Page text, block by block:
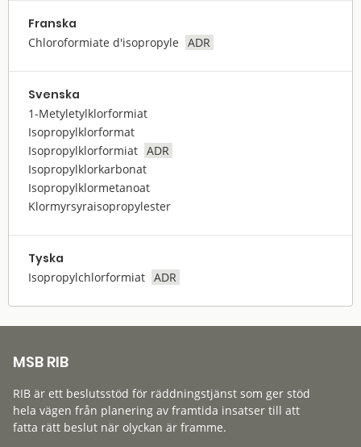
Franska
Chloroformiate d'isopropyle ADR
Svenska
1-Metyletylklorformiat
Isopropylklorformat
Isopropylklorformiat ADR
Isopropylklorkarbonat
Isopropylklormetanoat
Klormyrsyraisopropylester
Tyska
Isopropylchlorformiat ADR
MSB RIB
RIB är ett beslutsstöd för räddningstjänst som ger stöd
hela vägen från planering av framtida insatser till att
fatta rätt beslut när olyckan är framme.